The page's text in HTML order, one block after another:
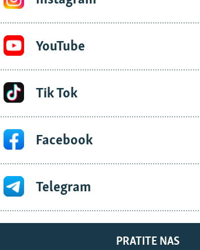
YouTube
Tik Tok
Facebook
Telegram
PRATITE NAS